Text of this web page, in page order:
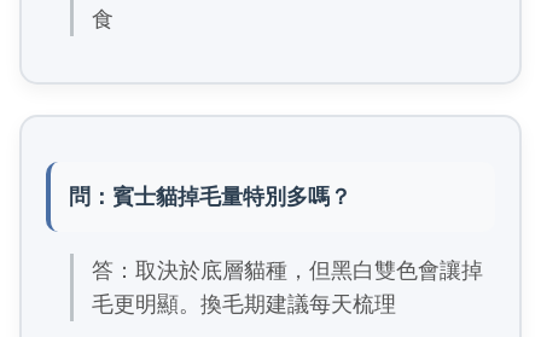
食
問：賓士貓掉毛量特別多嗎？
答：取決於底層貓種，但黑白雙色會讓掉
毛更明顯。換毛期建議每天梳理